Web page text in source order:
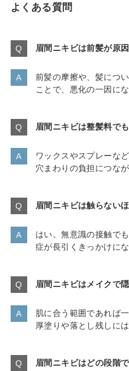
よくある質問
眉間ニキビは前髪が原
前髪の摩擦や、髪につ
ことで、悪化の一因に
眉間ニキビは整髪料で
ワックスやスプレーな
穴まわりの負担につな
眉間ニキビは触らない
はい。無意識の接触で
症が長引くきっかけに
眉間ニキビはメイクで
肌に合う範囲であれば
厚塗りや落とし残しに
眉間ニキビはどの段階